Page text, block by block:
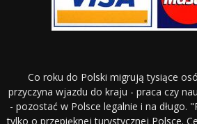
Co roku do Polski migrują tysiące
przyczyna wjazdu do kraju - praca czy
- pozostać w Polsce legalnie i na długo.
tylko o przepięknej turystycznej Polsce.